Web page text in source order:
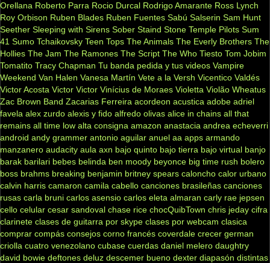
Orellana Roberto Parra Rocio Durcal Rodrigo Amarante Ross Lynch
Roy Orbison Ruben Blades Ruben Fuentes Sabú Salserin Sam Hunt
Seether Sleeping with Sirens Sober Staind Stone Temple Pilots Sum
41 Sumo Tchaikovsky Teen Tops The Animals The Everly Brothers The
Hollies The Jam The Ramones The Script The Who Tiesto Tom Jobim
Tomatito Tracy Chapman Tu banda pedida y tus videos Vampire
Weekend Van Halen Vanesa Martín Vete a la Versh Vicentico Valdés
Victor Acosta Victor Victor Vinícius de Moraes Violetta Violão Wheatus
Zac Brown Band Zacarias Ferreira acordeon acustica adobe adriel
favela alex zurdo alexis y fido alfredo olivas alice in chains all that
remains all time low alta consigna amazon anastacia andrea echeverri
android andy grammer antonio aguilar anuel aa apps armando
manzanero audacity aula axn bajo quinto bajo tierra bajo virtual banjo
barak barilari bebes belinda ben moody beyonce big time rush bolero
boss brahms breaking benjamin britney spears caloncho calor urbano
calvin harris camaron camila cabello canciones brasileñas canciones
rusas carla bruni carlos asensio carlos eleta almaran carly rae jepsen
cello celular cesar sandoval chase rice chocQuibTown chris jeday cifra
clarinete clases de guitarra por skype clases por webcam clasica
comprar compás consejos corno francés coverdale crecer german
criolla cuatro venezolano cubase cuerdas daniel melero daughtry
david bowie deftones deluz descemer bueno dexter diapasón distintas